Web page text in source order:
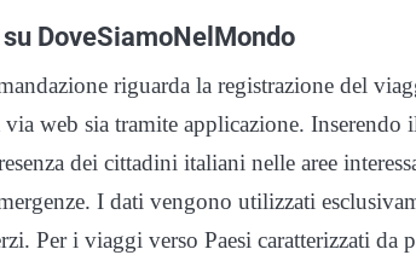
DoveSiamoNelMondo
riguarda la registrazione del
web sia tramite applicazione.
dei cittadini italiani nelle aree
I dati vengono utilizzati
Per i viaggi verso Paesi caratterizzati